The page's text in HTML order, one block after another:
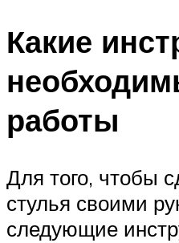
Какие
работы
Для того, чтобы
стулья своими
следующие